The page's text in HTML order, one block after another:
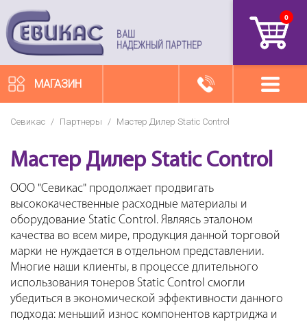
ВАШ
НАДЕЖНЫЙ ПАРТНЕР
0
МАГАЗИН
Севикас / Партнеры / Мастер Дилер Static Control
Мастер Дилер Static Control
ООО "Севикас" продолжает продвигать
высококачественные расходные материалы и
оборудование Static Control. Являясь эталоном
качества во всем мире, продукция данной торговой
марки не нуждается в отдельном представлении.
Многие наши клиенты, в процессе длительного
использования тонеров Static Control смогли
убедиться в экономической эффективности данного
подхода: меньший износ компонентов картриджа и